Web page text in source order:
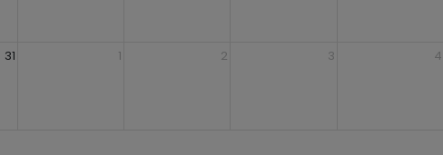
31 1 2 3 4